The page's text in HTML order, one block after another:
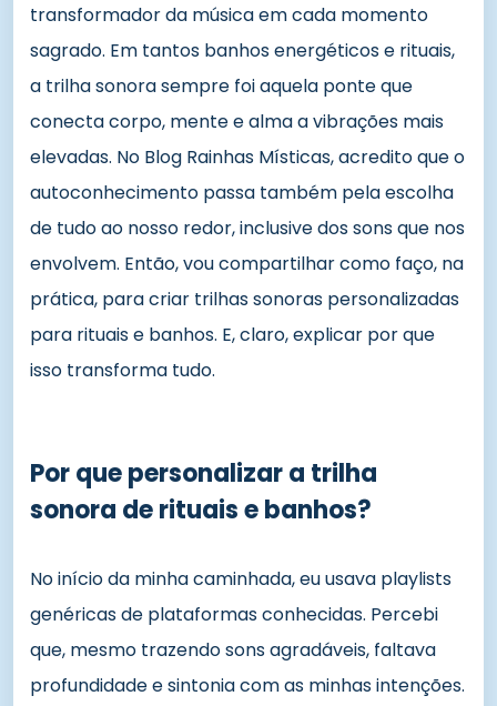
transformador da música em cada momento
sagrado. Em tantos banhos energéticos e rituais,
a trilha sonora sempre foi aquela ponte que
conecta corpo, mente e alma a vibrações mais
elevadas. No Blog Rainhas Místicas, acredito que o
autoconhecimento passa também pela escolha
de tudo ao nosso redor, inclusive dos sons que nos
envolvem. Então, vou compartilhar como faço, na
prática, para criar trilhas sonoras personalizadas
para rituais e banhos. E, claro, explicar por que
isso transforma tudo.
Por que personalizar a trilha
sonora de rituais e banhos?
No início da minha caminhada, eu usava playlists
genéricas de plataformas conhecidas. Percebi
que, mesmo trazendo sons agradáveis, faltava
profundidade e sintonia com as minhas intenções.